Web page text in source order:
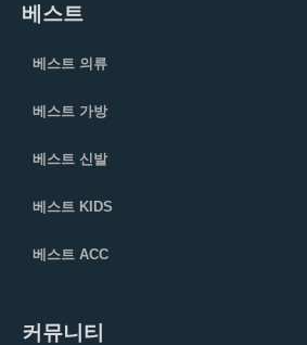
베스트
베스트 의류
베스트 가방
베스트 신발
베스트 KIDS
베스트 ACC
커뮤니티